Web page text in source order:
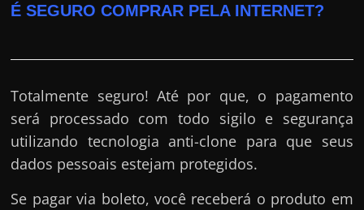
É SEGURO COMPRAR PELA INTERNET?
Totalmente seguro! Até por que, o pagamento
será processado com todo sigilo e segurança
utilizando tecnologia anti-clone para que seus
dados pessoais estejam protegidos.
Se pagar via boleto, você receberá o produto em